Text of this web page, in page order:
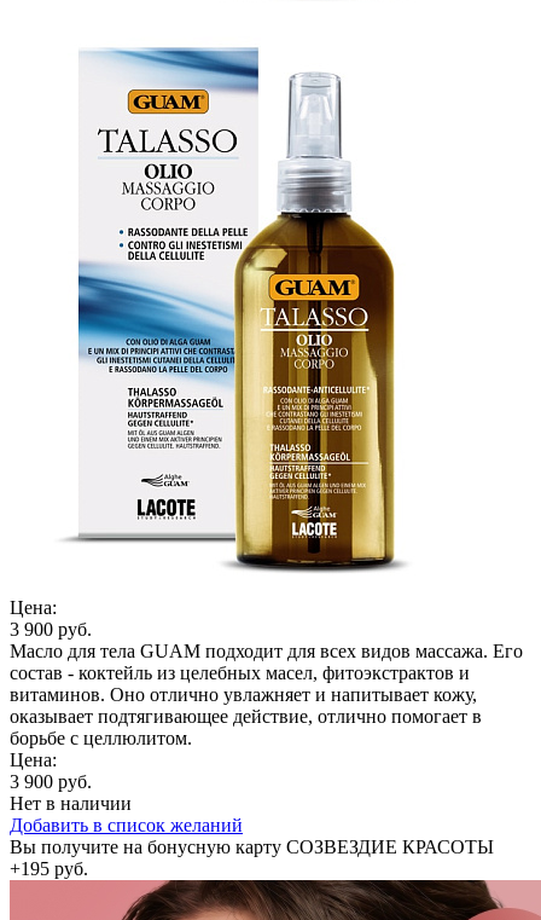
Цена:
3 900 руб.
Масло для тела GUAM подходит для всех видов массажа. Его
состав - коктейль из целебных масел, фитоэкстрактов и
витаминов. Оно отлично увлажняет и напитывает кожу,
оказывает подтягивающее действие, отлично помогает в
борьбе с целлюлитом.
Цена:
3 900 руб.
Нет в наличии
Добавить в список желаний
Вы получите на бонусную карту СОЗВЕЗДИЕ КРАСОТЫ
+195 руб.